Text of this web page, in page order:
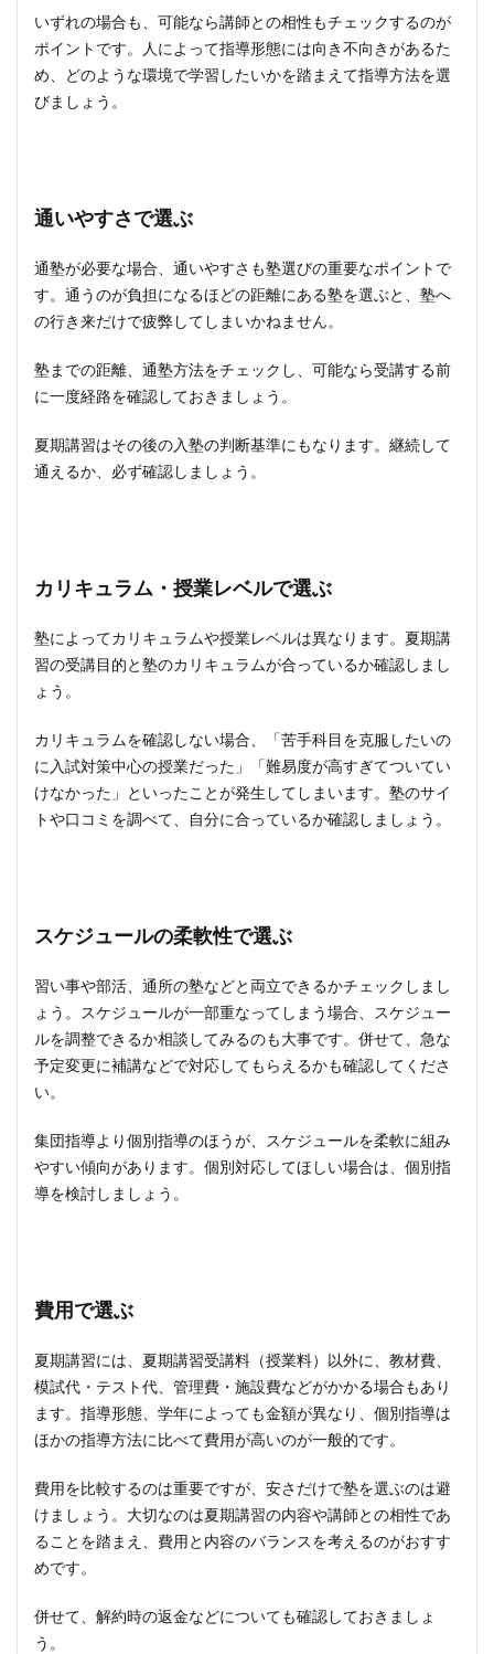
いずれの場合も、可能なら講師との相性もチェックするのが
ポイントです。人によって指導形態には向き不向きがあるた
め、どのような環境で学習したいかを踏まえて指導方法を選
びましょう。
通いやすさで選ぶ
通塾が必要な場合、通いやすさも塾選びの重要なポイントで
す。通うのが負担になるほどの距離にある塾を選ぶと、塾へ
の行き来だけで疲弊してしまいかねません。
塾までの距離、通塾方法をチェックし、可能なら受講する前
に一度経路を確認しておきましょう。
夏期講習はその後の入塾の判断基準にもなります。継続して
通えるか、必ず確認しましょう。
カリキュラム・授業レベルで選ぶ
塾によってカリキュラムや授業レベルは異なります。夏期講
習の受講目的と塾のカリキュラムが合っているか確認しまし
ょう。
カリキュラムを確認しない場合、「苦手科目を克服したいの
に入試対策中心の授業だった」「難易度が高すぎてついてい
けなかった」といったことが発生してしまいます。塾のサイ
トや口コミを調べて、自分に合っているか確認しましょう。
スケジュールの柔軟性で選ぶ
習い事や部活、通所の塾などと両立できるかチェックしまし
ょう。スケジュールが一部重なってしまう場合、スケジュー
ルを調整できるか相談してみるのも大事です。併せて、急な
予定変更に補講などで対応してもらえるかも確認してくださ
い。
集団指導より個別指導のほうが、スケジュールを柔軟に組み
やすい傾向があります。個別対応してほしい場合は、個別指
導を検討しましょう。
費用で選ぶ
夏期講習には、夏期講習受講料（授業料）以外に、教材費、
模試代・テスト代、管理費・施設費などがかかる場合もあり
ます。指導形態、学年によっても金額が異なり、個別指導は
ほかの指導方法に比べて費用が高いのが一般的です。
費用を比較するのは重要ですが、安さだけで塾を選ぶのは避
けましょう。大切なのは夏期講習の内容や講師との相性であ
ることを踏まえ、費用と内容のバランスを考えるのがおすす
めです。
併せて、解約時の返金などについても確認しておきましょ
う。